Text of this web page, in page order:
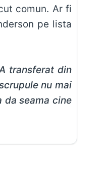
comun. Ar fi
pe lista
transferat din
nu mai
da seama cine